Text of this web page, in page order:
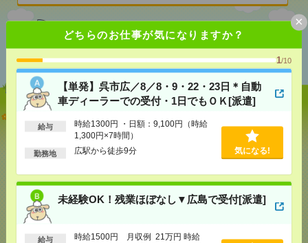
どちらのお仕事が気になりますか？
1/10
【単発】呉市広／8／8・9・22・23日＊自動
車ディーラーでの受付・1日でもＯＫ[派遣]
給与
時給1300円 ・日額：9,100円（時給
1,300円×7時間）
勤務地 広駅から徒歩9分 気になる!
未経験OK！残業ほぼなし▼広島で受付[派遣]
給与
時給1500円 月収例 21万円 時給
×
あなたの閲覧履歴からの
【単発】呉市広／8／8・9・22・23日＊自動車ディー
ラーでの受付・1日でもＯＫ[派遣]
[給 与]時給1300円 ・日額：9,100円（時給1,300
[交通費]・自転車通勤可 ・車通勤可(駐車場無料)
[勤務地]
広駅から徒歩9分
気になる！